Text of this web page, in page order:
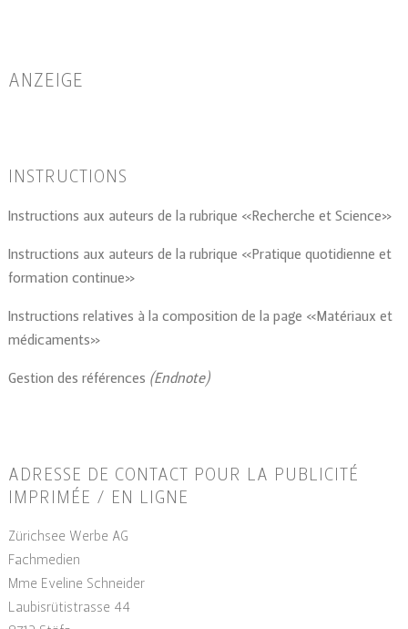
ANZEIGE
INSTRUCTIONS
Instructions aux auteurs de la rubrique «Recherche et Science»
Instructions aux auteurs de la rubrique «Pratique quotidienne et
formation continue»
Instructions relatives à la composition de la page «Matériaux et
médicaments»
Gestion des références (Endnote)
ADRESSE DE CONTACT POUR LA PUBLICITÉ
IMPRIMÉE / EN LIGNE
Zürichsee Werbe AG
Fachmedien
Mme Eveline Schneider
Laubisrütistrasse 44